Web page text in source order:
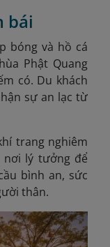
bái
bóng và hồ cá
Phật Quang
có. Du khách
sự an lạc từ
trang nghiêm
lý tưởng để
bình an, sức
thân.